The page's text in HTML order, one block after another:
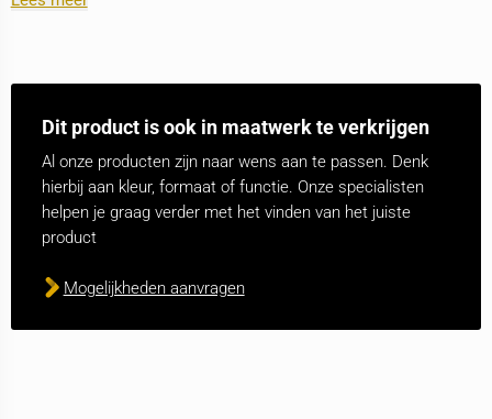
Dit product is ook in maatwerk te verkrijgen
Al onze producten zijn naar wens aan te passen. Denk
hierbij aan kleur, formaat of functie. Onze specialisten
helpen je graag verder met het vinden van het juiste
product
Mogelijkheden aanvragen